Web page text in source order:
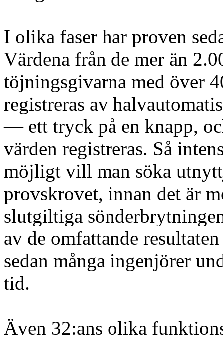
I olika faser har proven
Värdena från de mer än
töjningsgivarna med över
registreras av
— ett tryck på en knapp,
värden registreras. Så
möjligt vill man söka
provskrovet, innan det är
slutgiltiga
av de omfattande
sedan många ingenjörer
tid.
Även 32:ans olika